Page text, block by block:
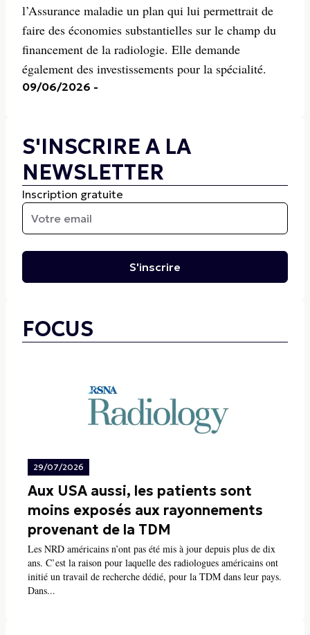
l’Assurance maladie un plan qui lui permettrait de
faire des économies substantielles sur le champ du
financement de la radiologie. Elle demande
également des investissements pour la spécialité.
09/06/2026 -
S'INSCRIRE A LA
NEWSLETTER
Inscription gratuite
S'inscrire
FOCUS
29/07/2026
Aux USA aussi, les patients sont
moins exposés aux rayonnements
provenant de la TDM
Les NRD américains n’ont pas été mis à jour depuis plus de dix
ans. C’est la raison pour laquelle des radiologues américains ont
initié un travail de recherche dédié, pour la TDM dans leur pays.
Dans...